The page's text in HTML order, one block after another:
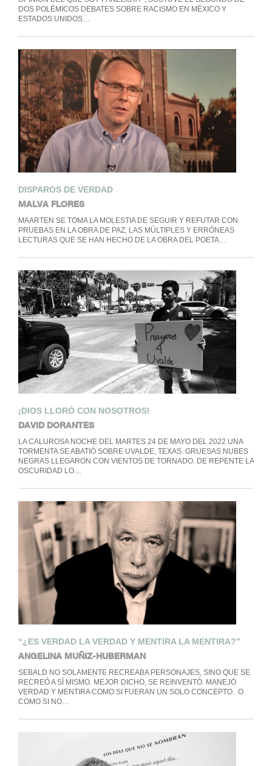
DOS POLÉMICOS DEBATES SOBRE RACISMO EN MÉXICO Y
ESTADOS UNIDOS…
DISPAROS DE VERDAD
MALVA FLORES
MAARTEN SE TOMA LA MOLESTIA DE SEGUIR Y REFUTAR CON
PRUEBAS EN LA OBRA DE PAZ, LAS MÚLTIPLES Y ERRÓNEAS
LECTURAS QUE SE HAN HECHO DE LA OBRA DEL POETA…
¡DIOS LLORÓ CON NOSOTROS!
DAVID DORANTES
LA CALUROSA NOCHE DEL MARTES 24 DE MAYO DEL 2022 UNA
TORMENTA SE ABATIÓ SOBRE UVALDE, TEXAS. GRUESAS NUBES
NEGRAS LLEGARON CON VIENTOS DE TORNADO. DE REPENTE LA
OSCURIDAD LO…
“¿ES VERDAD LA VERDAD Y MENTIRA LA MENTIRA?”
ANGELINA MUÑIZ-HUBERMAN
SEBALD NO SOLAMENTE RECREABA PERSONAJES, SINO QUE SE
RECREÓ A SÍ MISMO. MEJOR DICHO, SE REINVENTÓ. MANEJÓ
VERDAD Y MENTIRA COMO SI FUERAN UN SOLO CONCEPTO. O
COMO SI NO…